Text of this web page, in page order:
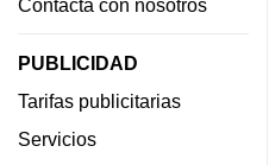
Contacta con nosotros
PUBLICIDAD
Tarifas publicitarias
Servicios